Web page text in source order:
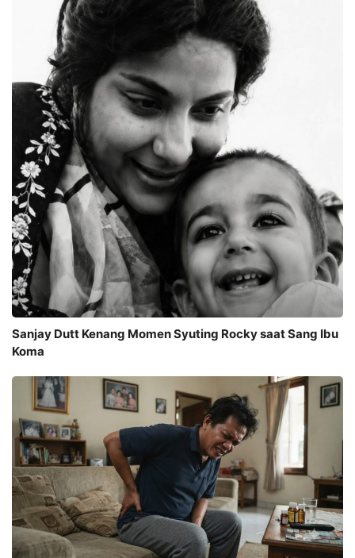
Sanjay Dutt Kenang Momen Syuting Rocky saat Sang Ibu
Koma